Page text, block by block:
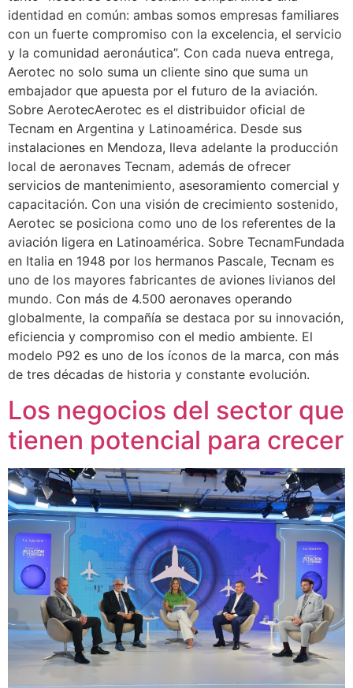
identidad en común: ambas somos empresas familiares
con un fuerte compromiso con la excelencia, el servicio
y la comunidad aeronáutica”. Con cada nueva entrega,
Aerotec no solo suma un cliente sino que suma un
embajador que apuesta por el futuro de la aviación.
Sobre AerotecAerotec es el distribuidor oficial de
Tecnam en Argentina y Latinoamérica. Desde sus
instalaciones en Mendoza, lleva adelante la producción
local de aeronaves Tecnam, además de ofrecer
servicios de mantenimiento, asesoramiento comercial y
capacitación. Con una visión de crecimiento sostenido,
Aerotec se posiciona como uno de los referentes de la
aviación ligera en Latinoamérica. Sobre TecnamFundada
en Italia en 1948 por los hermanos Pascale, Tecnam es
uno de los mayores fabricantes de aviones livianos del
mundo. Con más de 4.500 aeronaves operando
globalmente, la compañía se destaca por su innovación,
eficiencia y compromiso con el medio ambiente. El
modelo P92 es uno de los íconos de la marca, con más
de tres décadas de historia y constante evolución.
Los negocios del sector que
tienen potencial para crecer